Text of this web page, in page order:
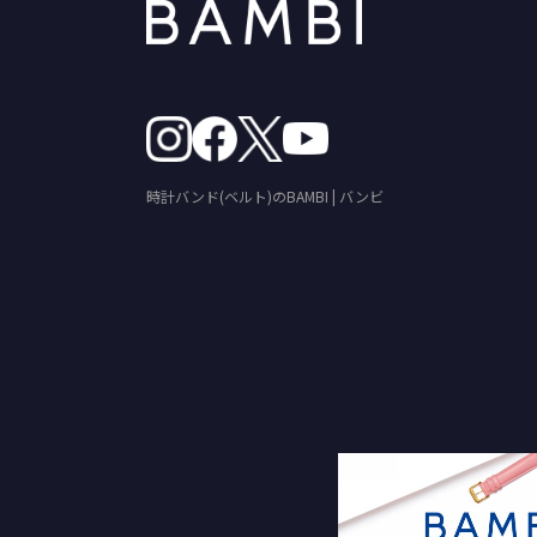
時計バンド(ベルト)のBAMBI | バンビ